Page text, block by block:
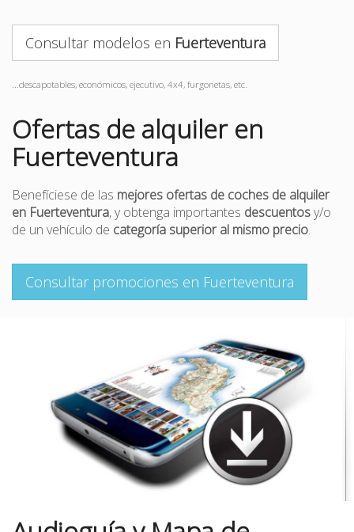
Consultar modelos en Fuerteventura
...descapotables, económicos, ejecutivo, 4x4, furgonetas, etc.
Ofertas de alquiler en
Fuerteventura
Benefíciese de las mejores ofertas de coches de alquiler
en Fuerteventura, y obtenga importantes descuentosy/o
de un vehículo de categoría superior al mismo precio.
Consultar promociones en Fuerteventura